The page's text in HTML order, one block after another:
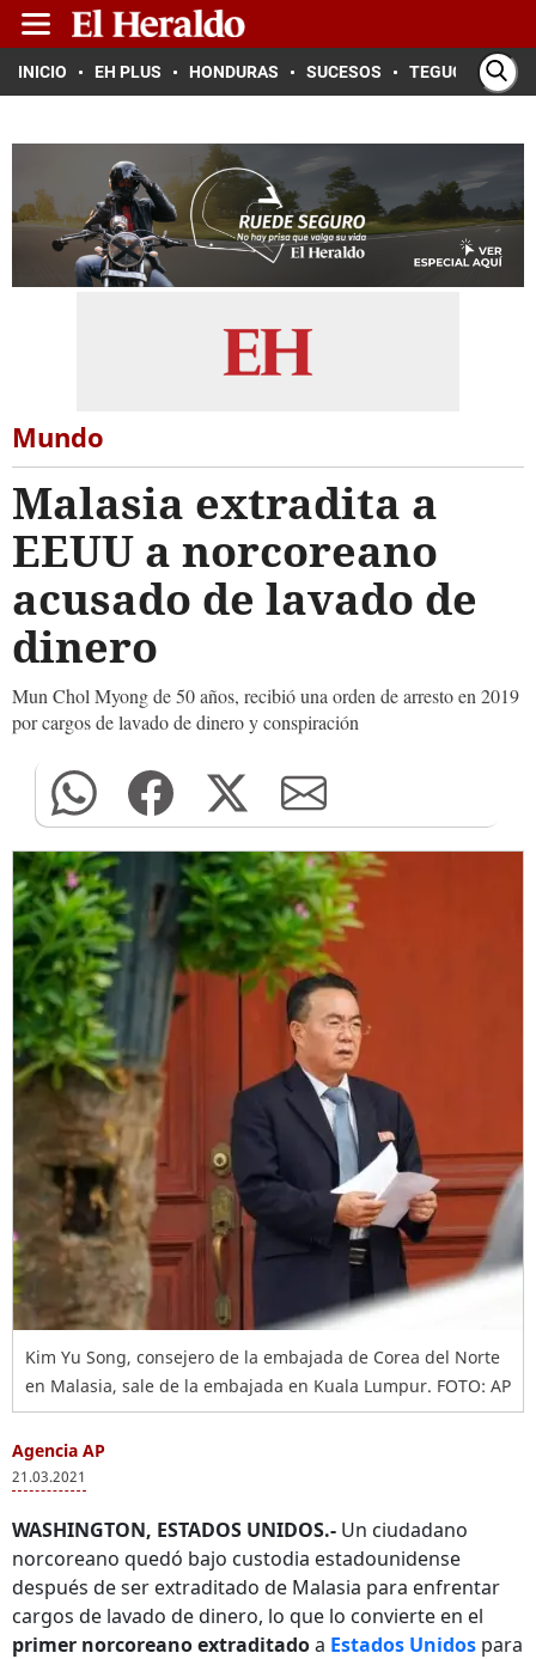
INICIO EH PLUS HONDURAS SUCESOS TEGUCIGALPA
Mundo
Malasia extradita a
EEUU a norcoreano
acusado de lavado de
dinero
Mun Chol Myong de 50 años, recibió una orden de arresto en 2019
por cargos de lavado de dinero y conspiración
Kim Yu Song, consejero de la embajada de Corea del Norte
en Malasia, sale de la embajada en Kuala Lumpur. FOTO: AP
Agencia AP
21.03.2021
WASHINGTON, ESTADOS UNIDOS.- Un ciudadano
norcoreano quedó bajo custodia estadounidense
después de ser extraditado de Malasia para enfrentar
cargos de lavado de dinero, lo que lo convierte en el
primer norcoreano extraditadoa Estados Unidos para